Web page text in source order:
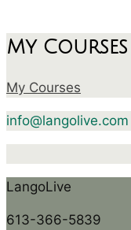
My Courses
My Courses
info@langolive.com
LangoLive
613-366-5839